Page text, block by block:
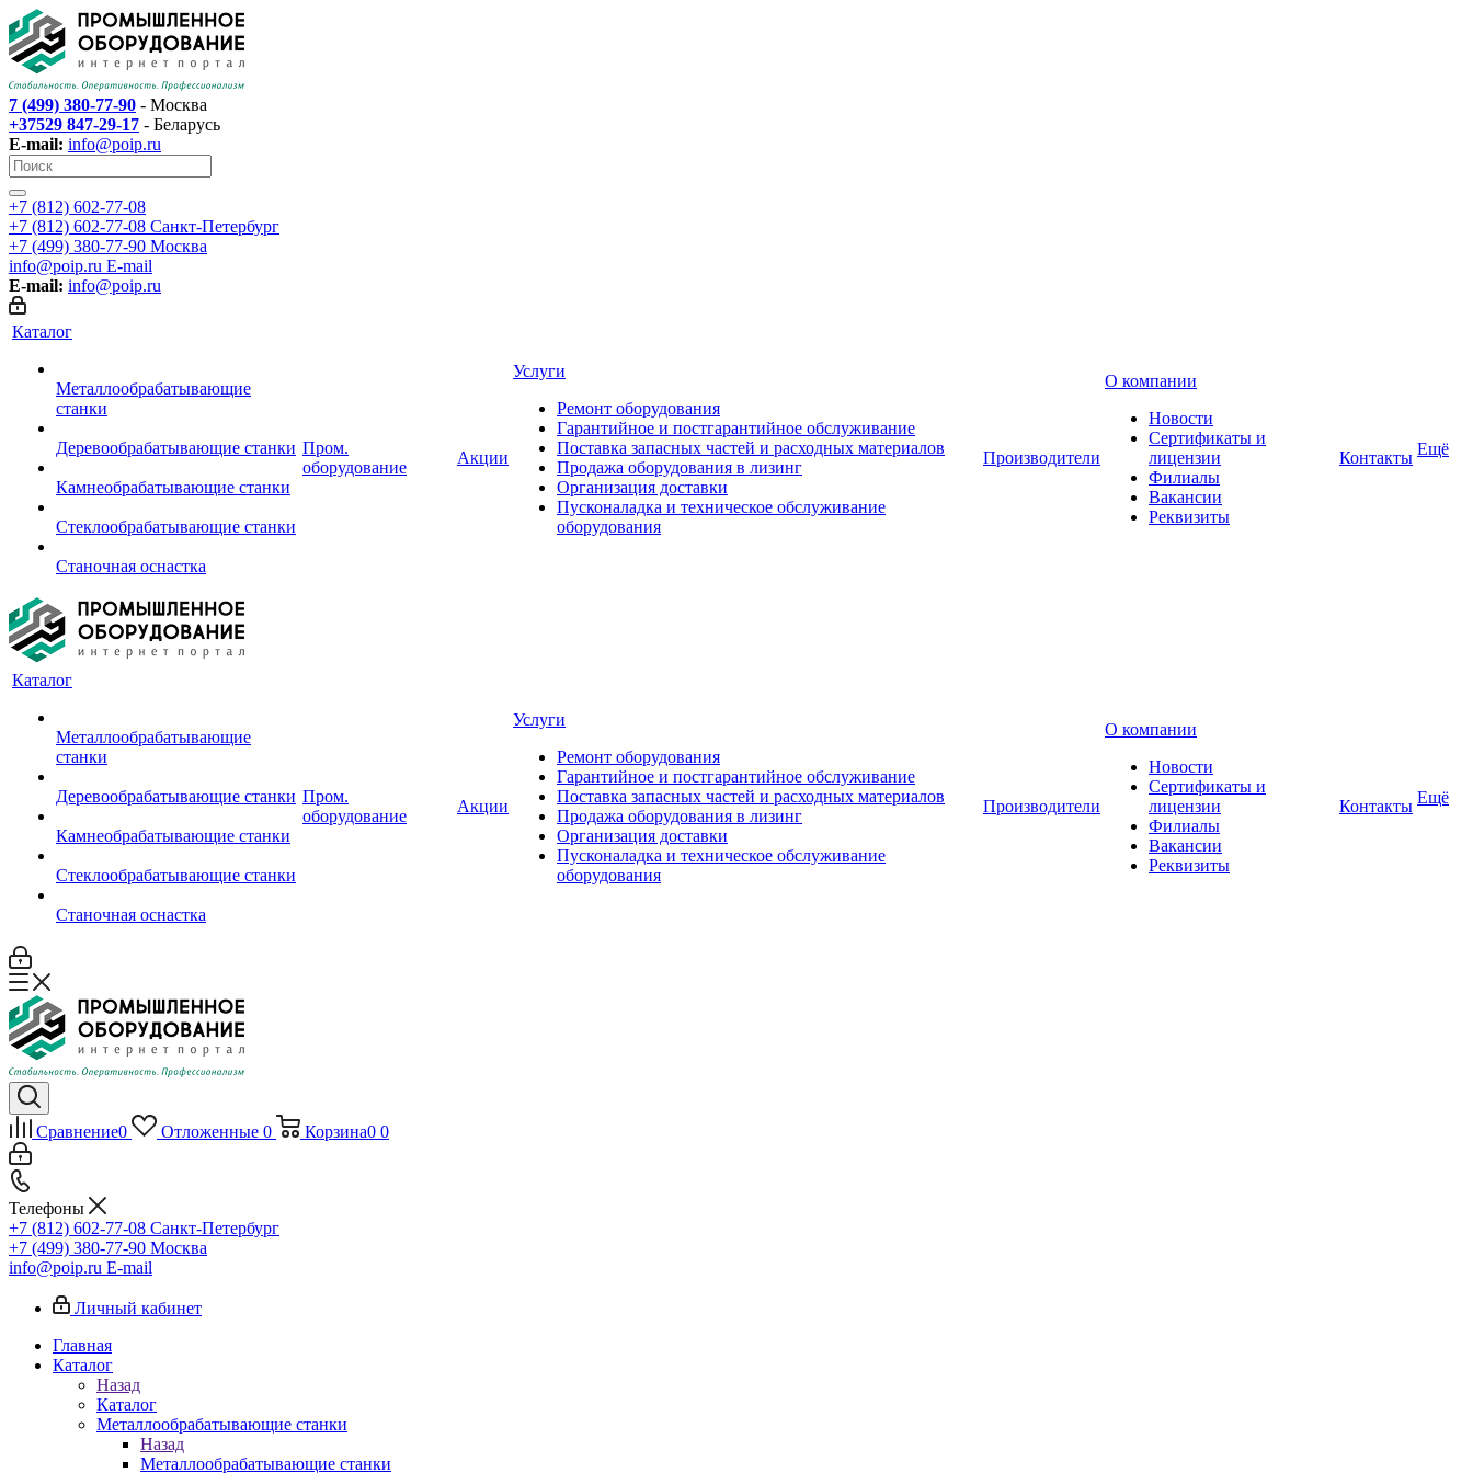
7 (499) 380-77-90 - Москва
+37529 847-29-17 - Беларусь
E-mail: info@poip.ru
+7 (812) 602-77-08
+7 (812) 602-77-08 Санкт-Петербург
+7 (499) 380-77-90 Москва
info@poip.ru E-mail
E-mail: info@poip.ru
Каталог
Металлообрабатывающие
станки
Деревообрабатывающие станки
Камнеобрабатывающие станки
Стеклообрабатывающие станки
Станочная оснастка
Пром.
оборудование
Акции
Услуги
Ремонт оборудования
Гарантийное и постгарантийное обслуживание
Поставка запасных частей и расходных материалов
Продажа оборудования в лизинг
Организация доставки
Пусконаладка и техническое обслуживание
оборудования
Производители
О компании
Новости
Сертификаты и
лицензии
Филиалы
Вакансии
Реквизиты
Контакты Ещё
Каталог
Металлообрабатывающие
станки
Деревообрабатывающие станки
Камнеобрабатывающие станки
Стеклообрабатывающие станки
Станочная оснастка
Пром.
оборудование
Акции
Услуги
Ремонт оборудования
Гарантийное и постгарантийное обслуживание
Поставка запасных частей и расходных материалов
Продажа оборудования в лизинг
Организация доставки
Пусконаладка и техническое обслуживание
оборудования
Производители
О компании
Новости
Сертификаты и
лицензии
Филиалы
Вакансии
Реквизиты
Контакты Ещё
Сравнение0 Отложенные 0 Корзина0 0
Телефоны
+7 (812) 602-77-08 Санкт-Петербург
+7 (499) 380-77-90 Москва
info@poip.ru E-mail
Личный кабинет
Главная
Каталог
Назад
Каталог
Металлообрабатывающие станки
Назад
Металлообрабатывающие станки